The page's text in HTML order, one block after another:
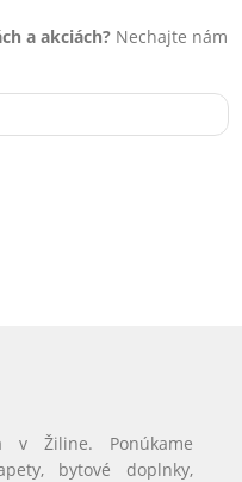
a akciách? Nechajte nám
v Žiline. Ponúkame
bytové doplnky,